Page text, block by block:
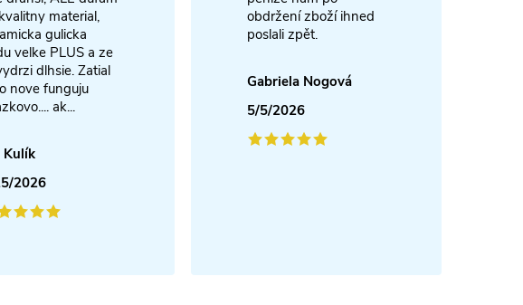
material,
gulicka
velke PLUS a ze
dlhsie. Zatial
nove funguju
ak...
Kulík
2026
obdržení zboží ihned
poslali zpět.
Gabriela Nogová
5/5/2026